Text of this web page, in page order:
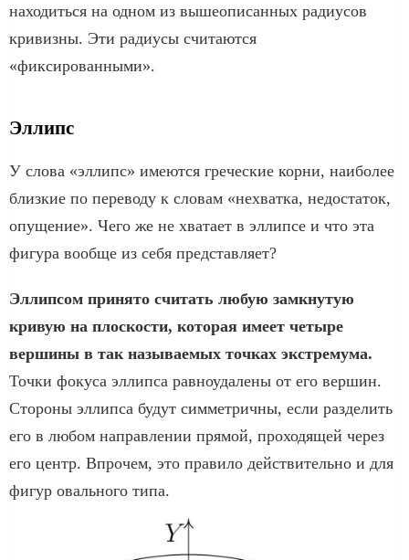
находиться на одном из вышеописанных радиусов
кривизны. Эти радиусы считаются
«фиксированными».
Эллипс
У слова «эллипс» имеются греческие корни, наиболее
близкие по переводу к словам «нехватка, недостаток,
опущение». Чего же не хватает в эллипсе и что эта
фигура вообще из себя представляет?
Эллипсом принято считать любую замкнутую
кривую на плоскости, которая имеет четыре
вершины в так называемых точках экстремума.
Точки фокуса эллипса равноудалены от его вершин.
Стороны эллипса будут симметричны, если разделить
его в любом направлении прямой, проходящей через
его центр. Впрочем, это правило действительно и для
фигур овального типа.